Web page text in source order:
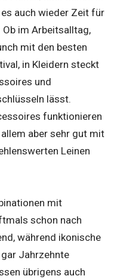
auch wieder Zeit für
im Arbeitsalltag,
mit den besten
in Kleidern steckt
und
lässt.
funktionieren
aber sehr gut mit
Leinen
mit
schon nach
während ikonische
Jahrzehnte
übrigens auch